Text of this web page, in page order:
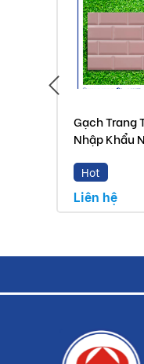
Gạch Trang
Nhập Khẩu
Hot
Liên hệ